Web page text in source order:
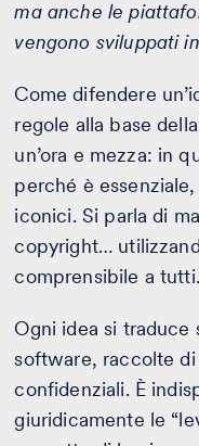
ma anche le
vengono sviluppati
Come difendere
regole alla base
un’ora e mezza: in
perché è
iconici. Si parla di
copyright…
comprensibile a tutti.
Ogni idea si
software, raccolte
confidenziali. È
giuridicamente le